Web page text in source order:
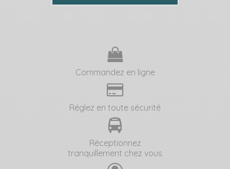
Commandez en ligne
Réglez en toute sécurité
Réceptionnez
tranquillement chez vous